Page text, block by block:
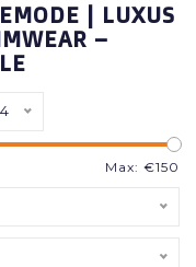
| LUXUS
–
Max: €150